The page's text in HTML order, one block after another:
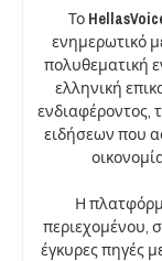
Το
ενημερωτικό
πολυθεματική
ελληνική
ενδιαφέροντος,
ειδήσεων που
Η
περιεχομένου,
έγκυρες πηγές